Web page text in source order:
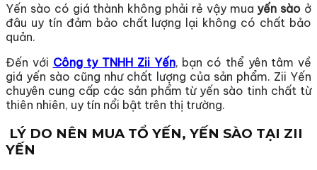
Yến sào có giá thành không phải rẻ vậy mua yến sào ở
đâu uy tín đảm bảo chất lượng lại không có chất bảo
quản.
Đến với Công ty TNHH Zii Yến, bạn có thể yên tâm về
giá yến sào cũng như chất lượng của sản phẩm. Zii Yến
chuyên cung cấp các sản phẩm từ yến sào tinh chất từ
thiên nhiên, uy tín nổi bật trên thị trường.
LÝ DO NÊN MUA TỔ YẾN, YẾN SÀO TẠI ZII
YẾN